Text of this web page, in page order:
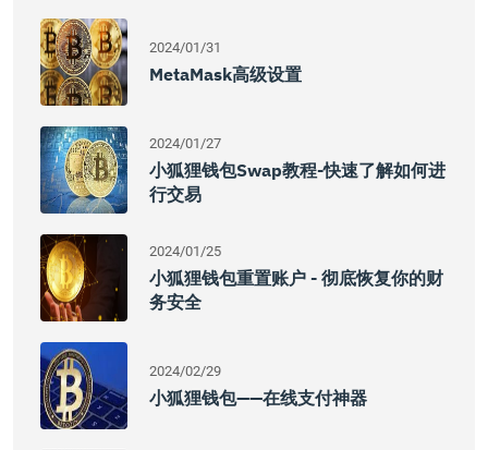
2024/01/31
MetaMask高级设置
2024/01/27
小狐狸钱包swap教程-快速了解如何进
行交易
2024/01/25
小狐狸钱包重置账户 - 彻底恢复你的财
务安全
2024/02/29
小狐狸钱包——在线支付神器